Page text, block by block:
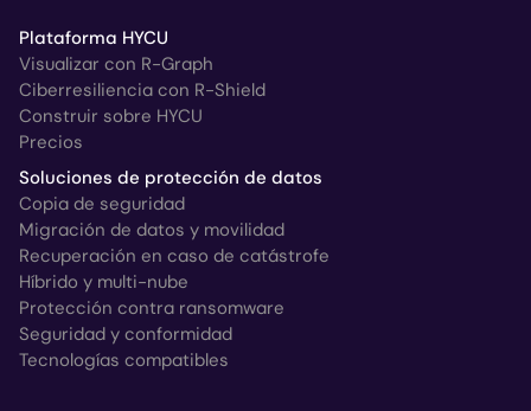
Plataforma HYCU
Visualizar con R-Graph
Ciberresiliencia con R-Shield
Construir sobre HYCU
Precios
Soluciones de protección de datos
Copia de seguridad
Migración de datos y movilidad
Recuperación en caso de catástrofe
Híbrido y multi-nube
Protección contra ransomware
Seguridad y conformidad
Tecnologías compatibles